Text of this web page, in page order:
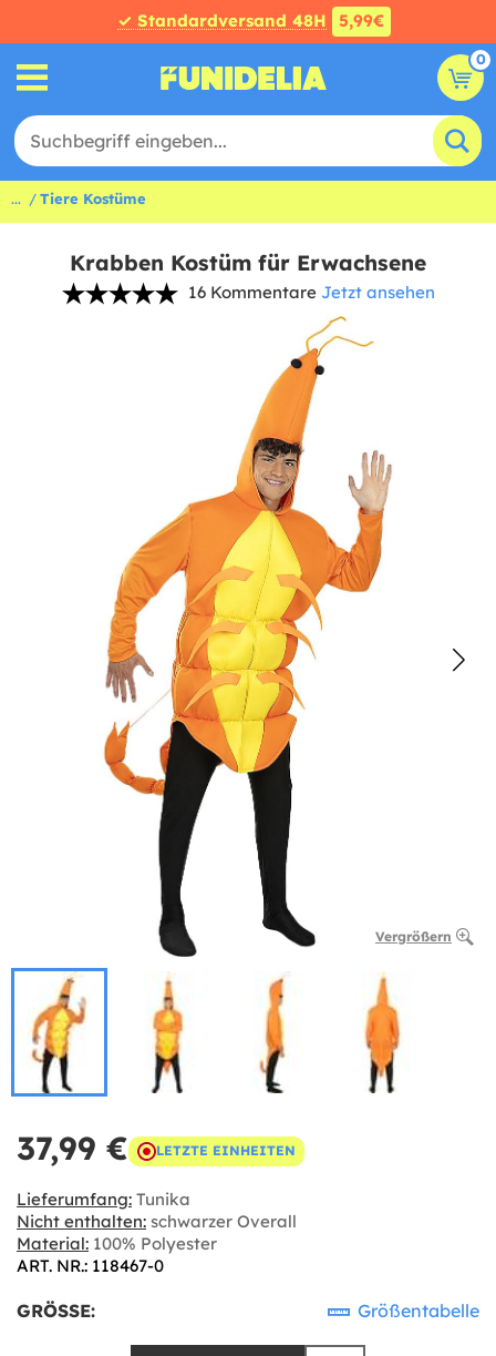
✓ Standardversand 48H 5,99€
0
... Tiere Kostüme
Krabben Kostüm für Erwachsene
16 Kommentare Jetzt ansehen
Vergrößern
37,99 € LETZTE EINHEITEN
Lieferumfang: Tunika
Nicht enthalten: schwarzer Overall
Material: 100% Polyester
ART. NR.: 118467-0
GRÖSSE: Größentabelle